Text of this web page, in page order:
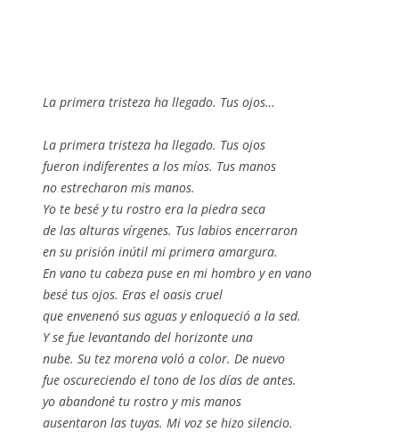
La primera tristeza ha llegado. Tus ojos…
La primera tristeza ha llegado. Tus ojos
fueron indiferentes a los míos. Tus manos
no estrecharon mis manos.
Yo te besé y tu rostro era la piedra seca
de las alturas vírgenes. Tus labios encerraron
en su prisión inútil mi primera amargura.
En vano tu cabeza puse en mi hombro y en vano
besé tus ojos. Eras el oasis cruel
que envenenó sus aguas y enloqueció a la sed.
Y se fue levantando del horizonte una
nube. Su tez morena voló a color. De nuevo
fue oscureciendo el tono de los días de antes.
yo abandoné tu rostro y mis manos
ausentaron las tuyas. Mi voz se hizo silencio.